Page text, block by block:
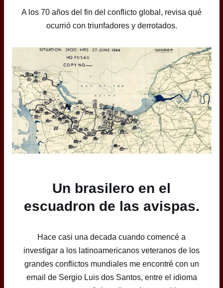
A los 70 años del fin del conflicto global, revisa qué
ocurrió con triunfadores y derrotados.
Un brasilero en el
escuadron de las avispas.
Hace casi una decada cuando comencé a
investigar a los latinoamericanos veteranos de los
grandes conflictos mundiales me encontré con un
email de Sergio Luis dos Santos, entre el idioma